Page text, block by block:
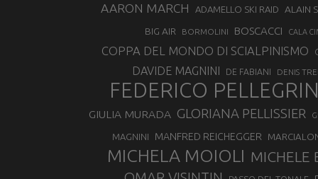
AARON MARCH ADAMELLO SKI RAID ALAIN
BIG AIR
BORMOLINI BOSCACCI CALA
COPPA DEL MONDO DI SCIALPINISMO
DAVIDE MAGNINI DE FABIANI DENIS
FEDERICO
GIULIA MURADA GLORIANA PELLISSIER
MAGNINI MANFRED REICHEGGER
MICHELA MOIOLI MICHELE